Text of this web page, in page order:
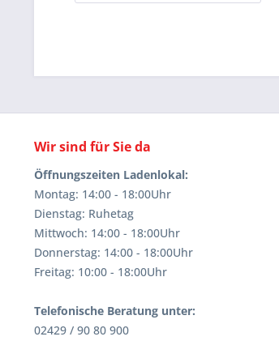
Wir sind für Sie da
Öffnungszeiten Ladenlokal:
Montag: 14:00 - 18:00Uhr
Dienstag: Ruhetag
Mittwoch: 14:00 - 18:00Uhr
Donnerstag: 14:00 - 18:00Uhr
Freitag: 10:00 - 18:00Uhr
Telefonische Beratung unter:
02429 / 90 80 900